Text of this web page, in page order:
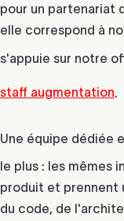
pour un partenariat
elle correspond à
s'appuie sur notre
staff augmentation.
Une équipe dédiée
le plus : les mêmes
produit et prennent
du code, de